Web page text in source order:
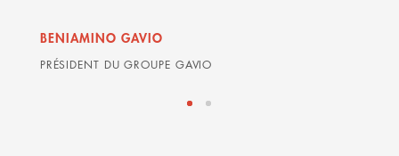
BENIAMINO GAVIO
PRÉSIDENT DU GROUPE GAVIO